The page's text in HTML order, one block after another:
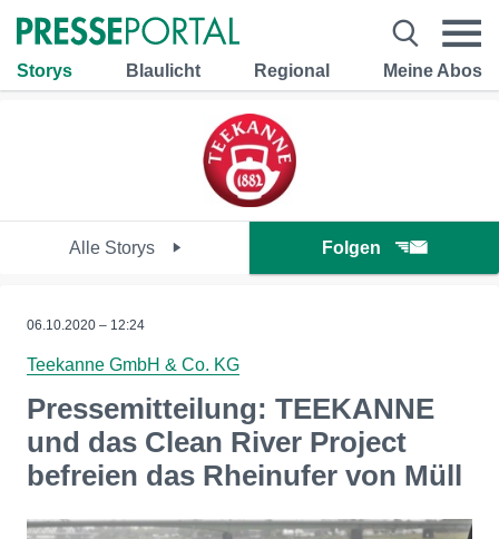
Storys Blaulicht Regional Meine Abos
Alle Storys Folgen
06.10.2020 – 12:24
Teekanne GmbH & Co. KG
Pressemitteilung: TEEKANNE
und das Clean River Project
befreien das Rheinufer von Müll